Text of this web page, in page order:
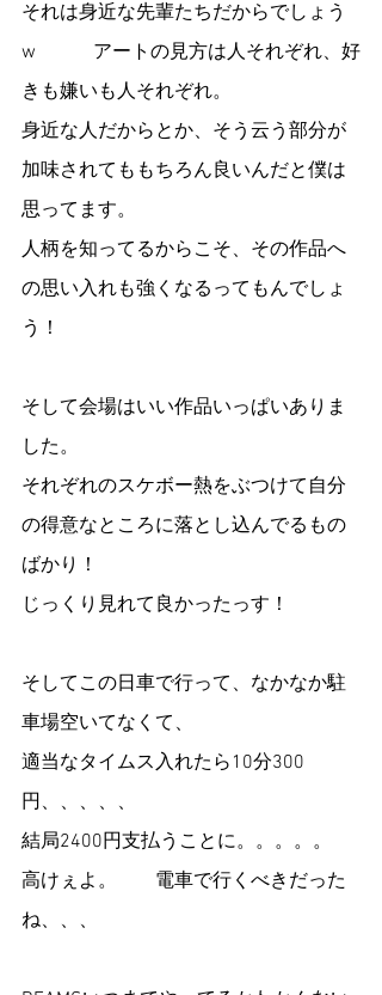
それは身近な先輩たちだからでしょう
w　　　アートの見方は人それぞれ、好
きも嫌いも人それぞれ。
身近な人だからとか、そう云う部分が
加味されてももちろん良いんだと僕は
思ってます。
人柄を知ってるからこそ、その作品へ
の思い入れも強くなるってもんでしょ
う！
そして会場はいい作品いっぱいありま
した。
それぞれのスケボー熱をぶつけて自分
の得意なところに落とし込んでるもの
ばかり！
じっくり見れて良かったっす！
そしてこの日車で行って、なかなか駐
車場空いてなくて、
適当なタイムス入れたら10分300
円、、、、、
結局2400円支払うことに。。。。。
高けぇよ。　　電車で行くべきだった
ね、、、